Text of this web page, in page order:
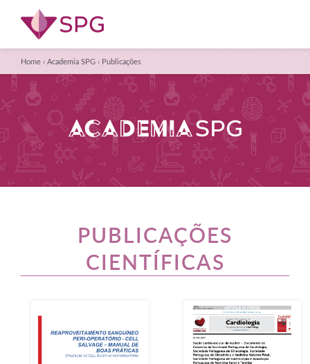
Home › Academia SPG › Publicações
PUBLICAÇÕES
CIENTÍFICAS